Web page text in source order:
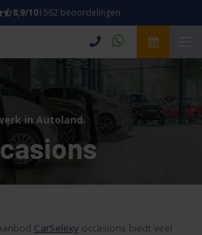
8,9/101562 beoordelingen
in Autoland.
CarSelexyoccasions biedt veel